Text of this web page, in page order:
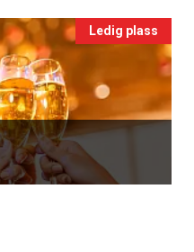
Ledig plass